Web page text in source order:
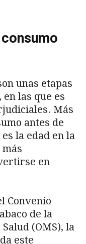
unas etapas
las que es
Más
antes de
la edad en la
en
Convenio
de la
(OMS), la
este